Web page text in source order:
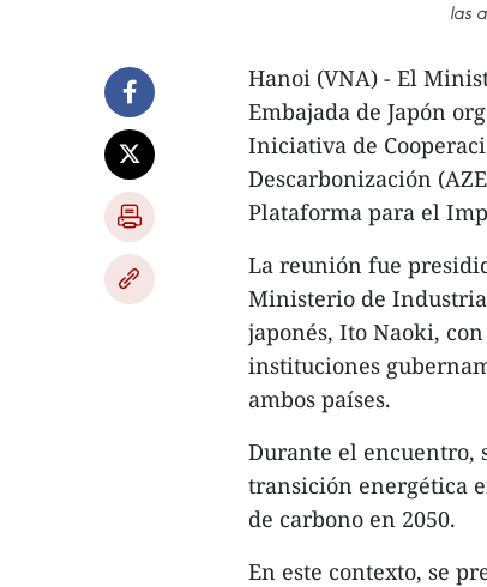
las
Hanoi (VNA) - El
Embajada de Japón
Iniciativa de
Descarbonización
Plataforma para el
La reunión fue
Ministerio de
japonés, Ito Naoki,
instituciones
ambos países.
Durante el encuentro,
transición energética
de carbono en 2050.
En este contexto, se